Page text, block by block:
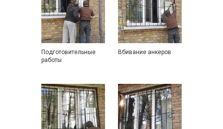
Подготовительные
работы
Вбивание анкеров